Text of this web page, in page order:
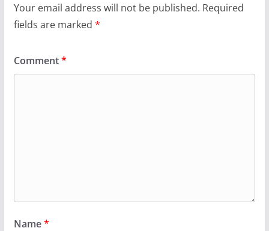
Your email address will not be published. Required
fields are marked *
Comment*
Name*